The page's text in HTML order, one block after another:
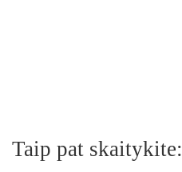
Taip pat skaitykite: